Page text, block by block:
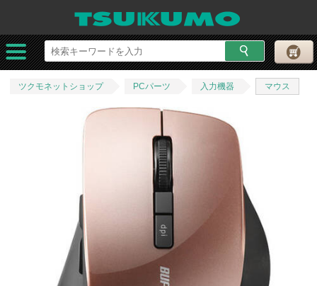
ツクモネットショップ PCパーツ 入力機器 マウス